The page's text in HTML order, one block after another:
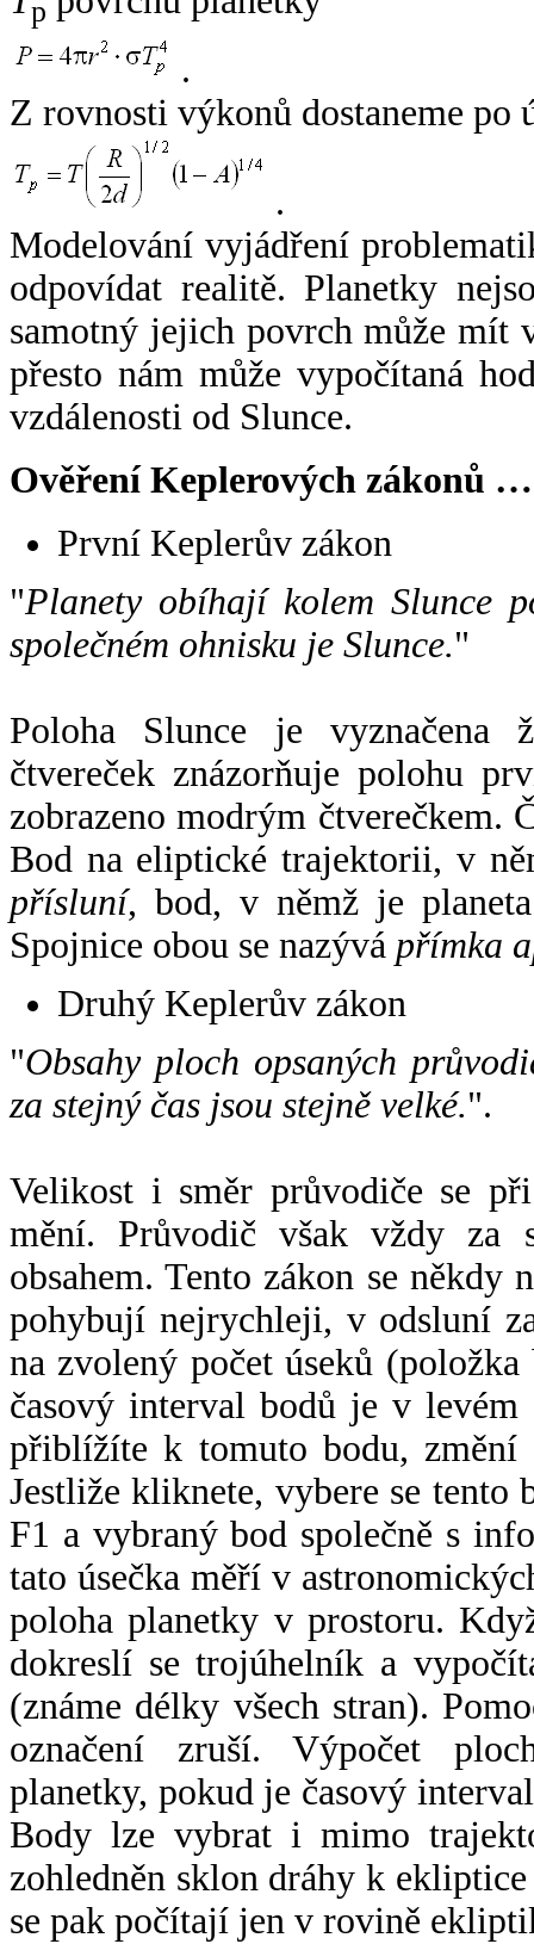
p
.
Z rovnosti výkonů dostaneme po
.
Modelování vyjádření
odpovídat realitě. Planetky
samotný jejich povrch může mít
přesto nám může vypočítaná
vzdálenosti od Slunce.
Ověření Keplerových zákonů …
První Keplerův zákon
"Planety obíhají kolem Slunce
společném ohnisku je Slunce."
Poloha Slunce je vyznačena
čtvereček znázorňuje polohu
zobrazeno modrým čtverečkem.
Bod na eliptické trajektorii, v
přísluní, bod, v němž je
Spojnice obou se nazývá přímka
Druhý Keplerův zákon
"Obsahy ploch opsaných
za stejný čas jsou stejně velké.".
Velikost i směr průvodiče se
mění. Průvodič však vždy za
obsahem. Tento zákon se někdy
pohybují nejrychleji, v odsluní
na zvolený počet úseků
časový interval bodů je v
přiblížíte k tomuto bodu,
Jestliže kliknete, vybere se tento
F1 a vybraný bod společně s
tato úsečka měří v
poloha planetky v prostoru.
dokreslí se trojúhelník a
(známe délky všech stran).
označení zruší. Výpočet
planetky, pokud je časový
Body lze vybrat i mimo
zohledněn sklon dráhy k
se pak počítají jen v rovině